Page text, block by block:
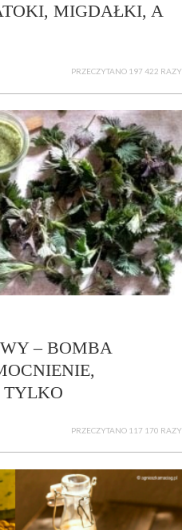
MIGDAŁKI, A
PRZECZYTANO 197 422 RAZY
– BOMBA
TYLKO
PRZECZYTANO 117 170 RAZY